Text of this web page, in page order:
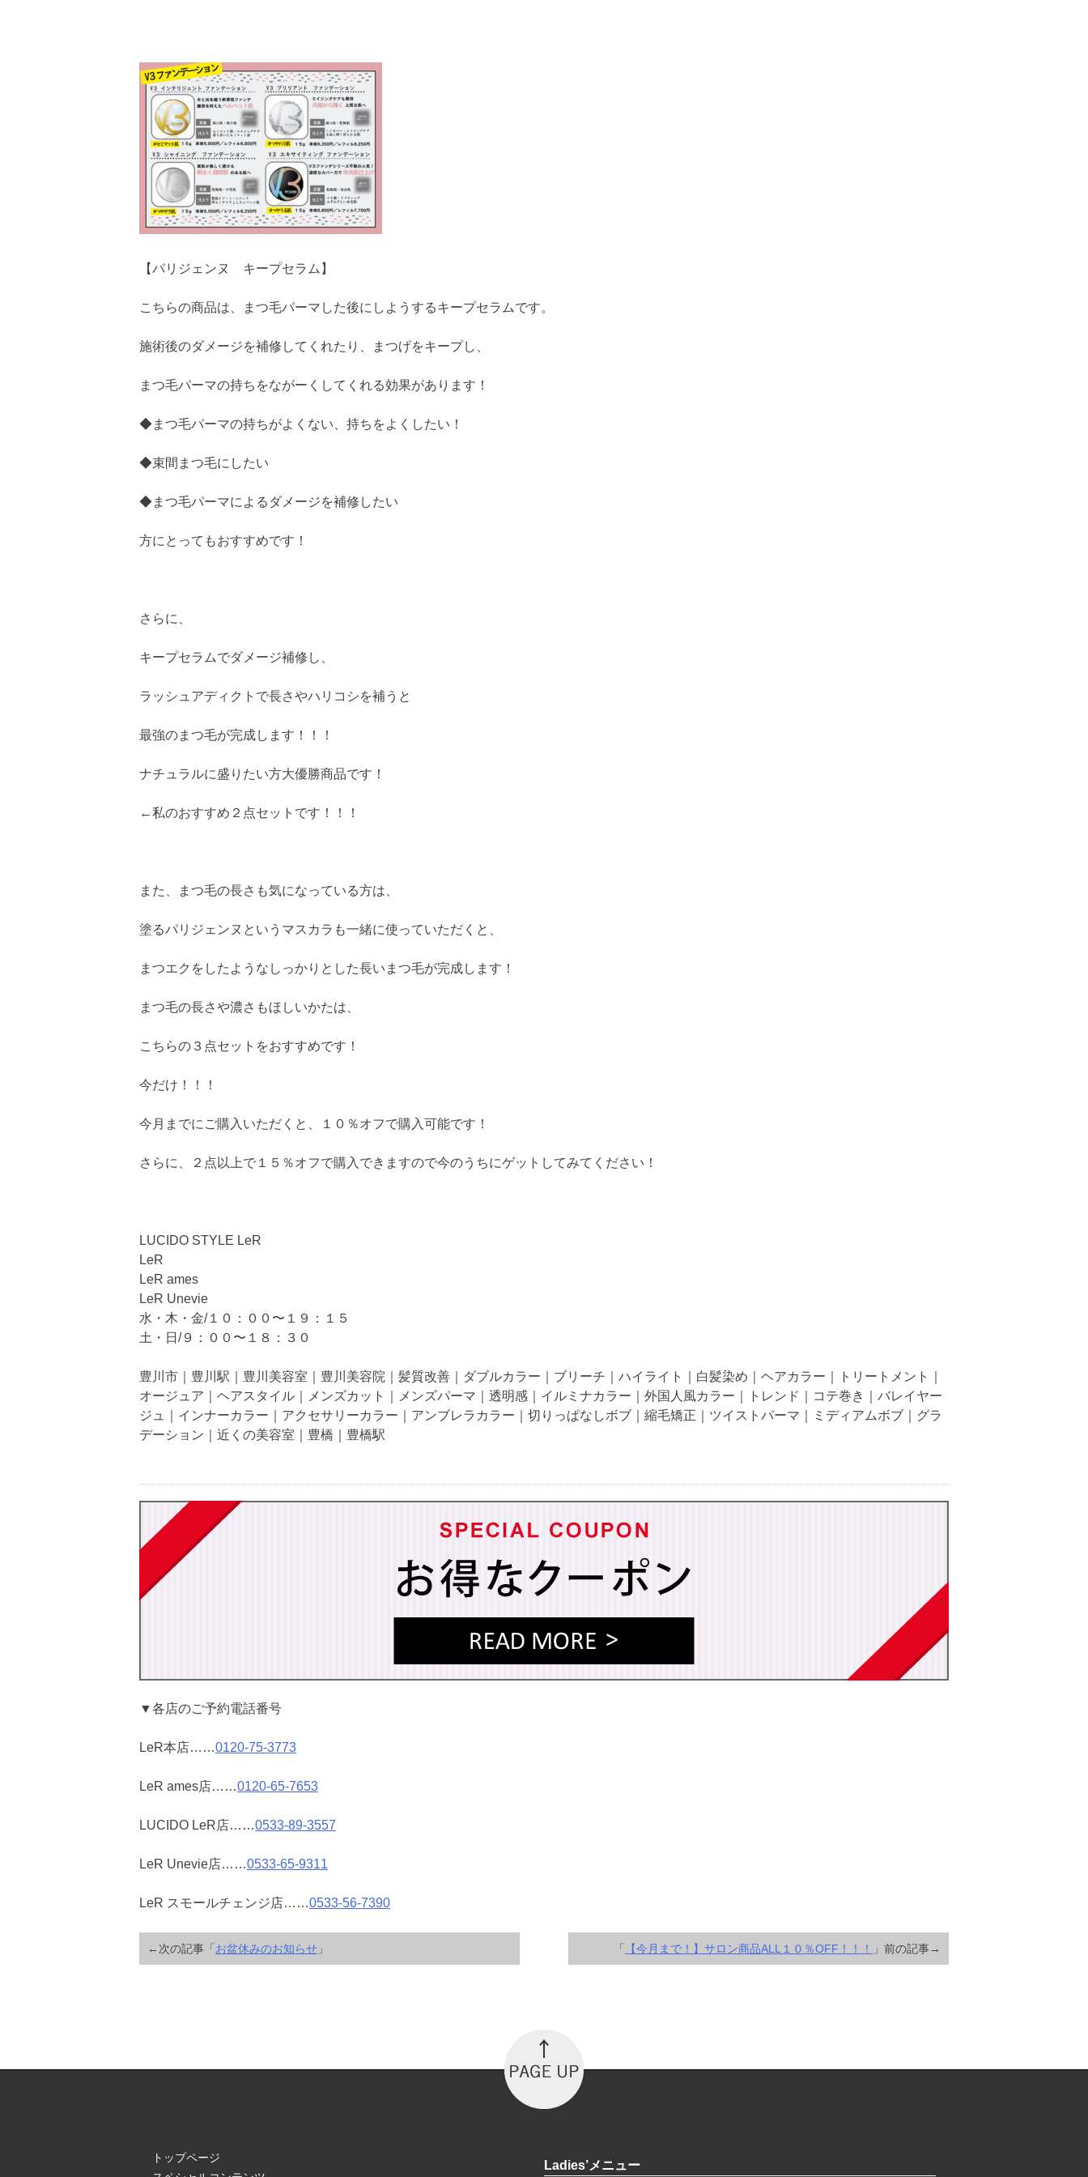
【パリジェンヌ キープセラム】
こちらの商品は、まつ毛パーマした後にしようするキープセラムです。
施術後のダメージを補修してくれたり、まつげをキープし、
まつ毛パーマの持ちをながーくしてくれる効果があります！
◆まつ毛パーマの持ちがよくない、持ちをよくしたい！
◆束間まつ毛にしたい
◆まつ毛パーマによるダメージを補修したい
方にとってもおすすめです！
さらに、
キープセラムでダメージ補修し、
ラッシュアディクトで長さやハリコシを補うと
最強のまつ毛が完成します！！！
ナチュラルに盛りたい方大優勝商品です！
←私のおすすめ２点セットです！！！
また、まつ毛の長さも気になっている方は、
塗るパリジェンヌというマスカラも一緒に使っていただくと、
まつエクをしたようなしっかりとした長いまつ毛が完成します！
まつ毛の長さや濃さもほしいかたは、
こちらの３点セットをおすすめです！
今だけ！！！
今月までにご購入いただくと、１０％オフで購入可能です！
さらに、２点以上で１５％オフで購入できますので今のうちにゲットしてみてください！
LUCIDO STYLE LeR
LeR
LeR ames
LeR Unevie
水・木・金/１０：００〜１９：１５
土・日/９：００〜１８：３０
豊川市｜豊川駅｜豊川美容室｜豊川美容院｜髪質改善｜ダブルカラー｜ブリーチ｜ハイライト｜白髪染め｜ヘアカラー｜トリートメント｜
オージュア｜ヘアスタイル｜メンズカット｜メンズパーマ｜透明感｜イルミナカラー｜外国人風カラー｜トレンド｜コテ巻き｜バレイヤー
ジュ｜インナーカラー｜アクセサリーカラー｜アンブレラカラー｜切りっぱなしボブ｜縮毛矯正｜ツイストパーマ｜ミディアムボブ｜グラ
デーション｜近くの美容室｜豊橋｜豊橋駅
▼各店のご予約電話番号
LeR本店……0120-75-3773
LeR ames店……0120-65-7653
LUCIDO LeR店……0533-89-3557
LeR Unevie店……0533-65-9311
LeR スモールチェンジ店……0533-56-7390
「 【今月まで！】サロン商品ALL１０％OFF！！！ 」前の記事→
←次の記事「 お盆休みのお知らせ 」
トップページ
Ladies’メニュー